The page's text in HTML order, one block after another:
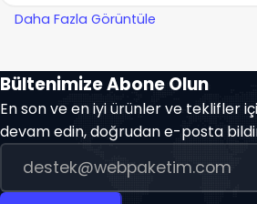
Daha Fazla Görüntüle
Bültenimize Abone Olun
En son ve en iyi ürünler ve teklifler
devam edin, doğrudan e-posta